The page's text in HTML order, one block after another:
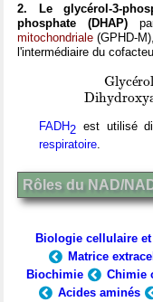
2. Le glycérol-3-
phosphate (DHAP)
mitochondriale(GPHD-
l'intermédiaire du
Glycéro
Gly é ol
Dihydroxy
Dih ydroxya
FADH2 est utilisé
respiratoire
Rôles du NAD/
Biologie cellulaire
Matrice
Biochimie
Chimie
Acides aminés